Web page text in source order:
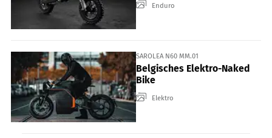
Enduro
SAROLEA N60 MM.01
Belgisches Elektro-Naked
Bike
Elektro